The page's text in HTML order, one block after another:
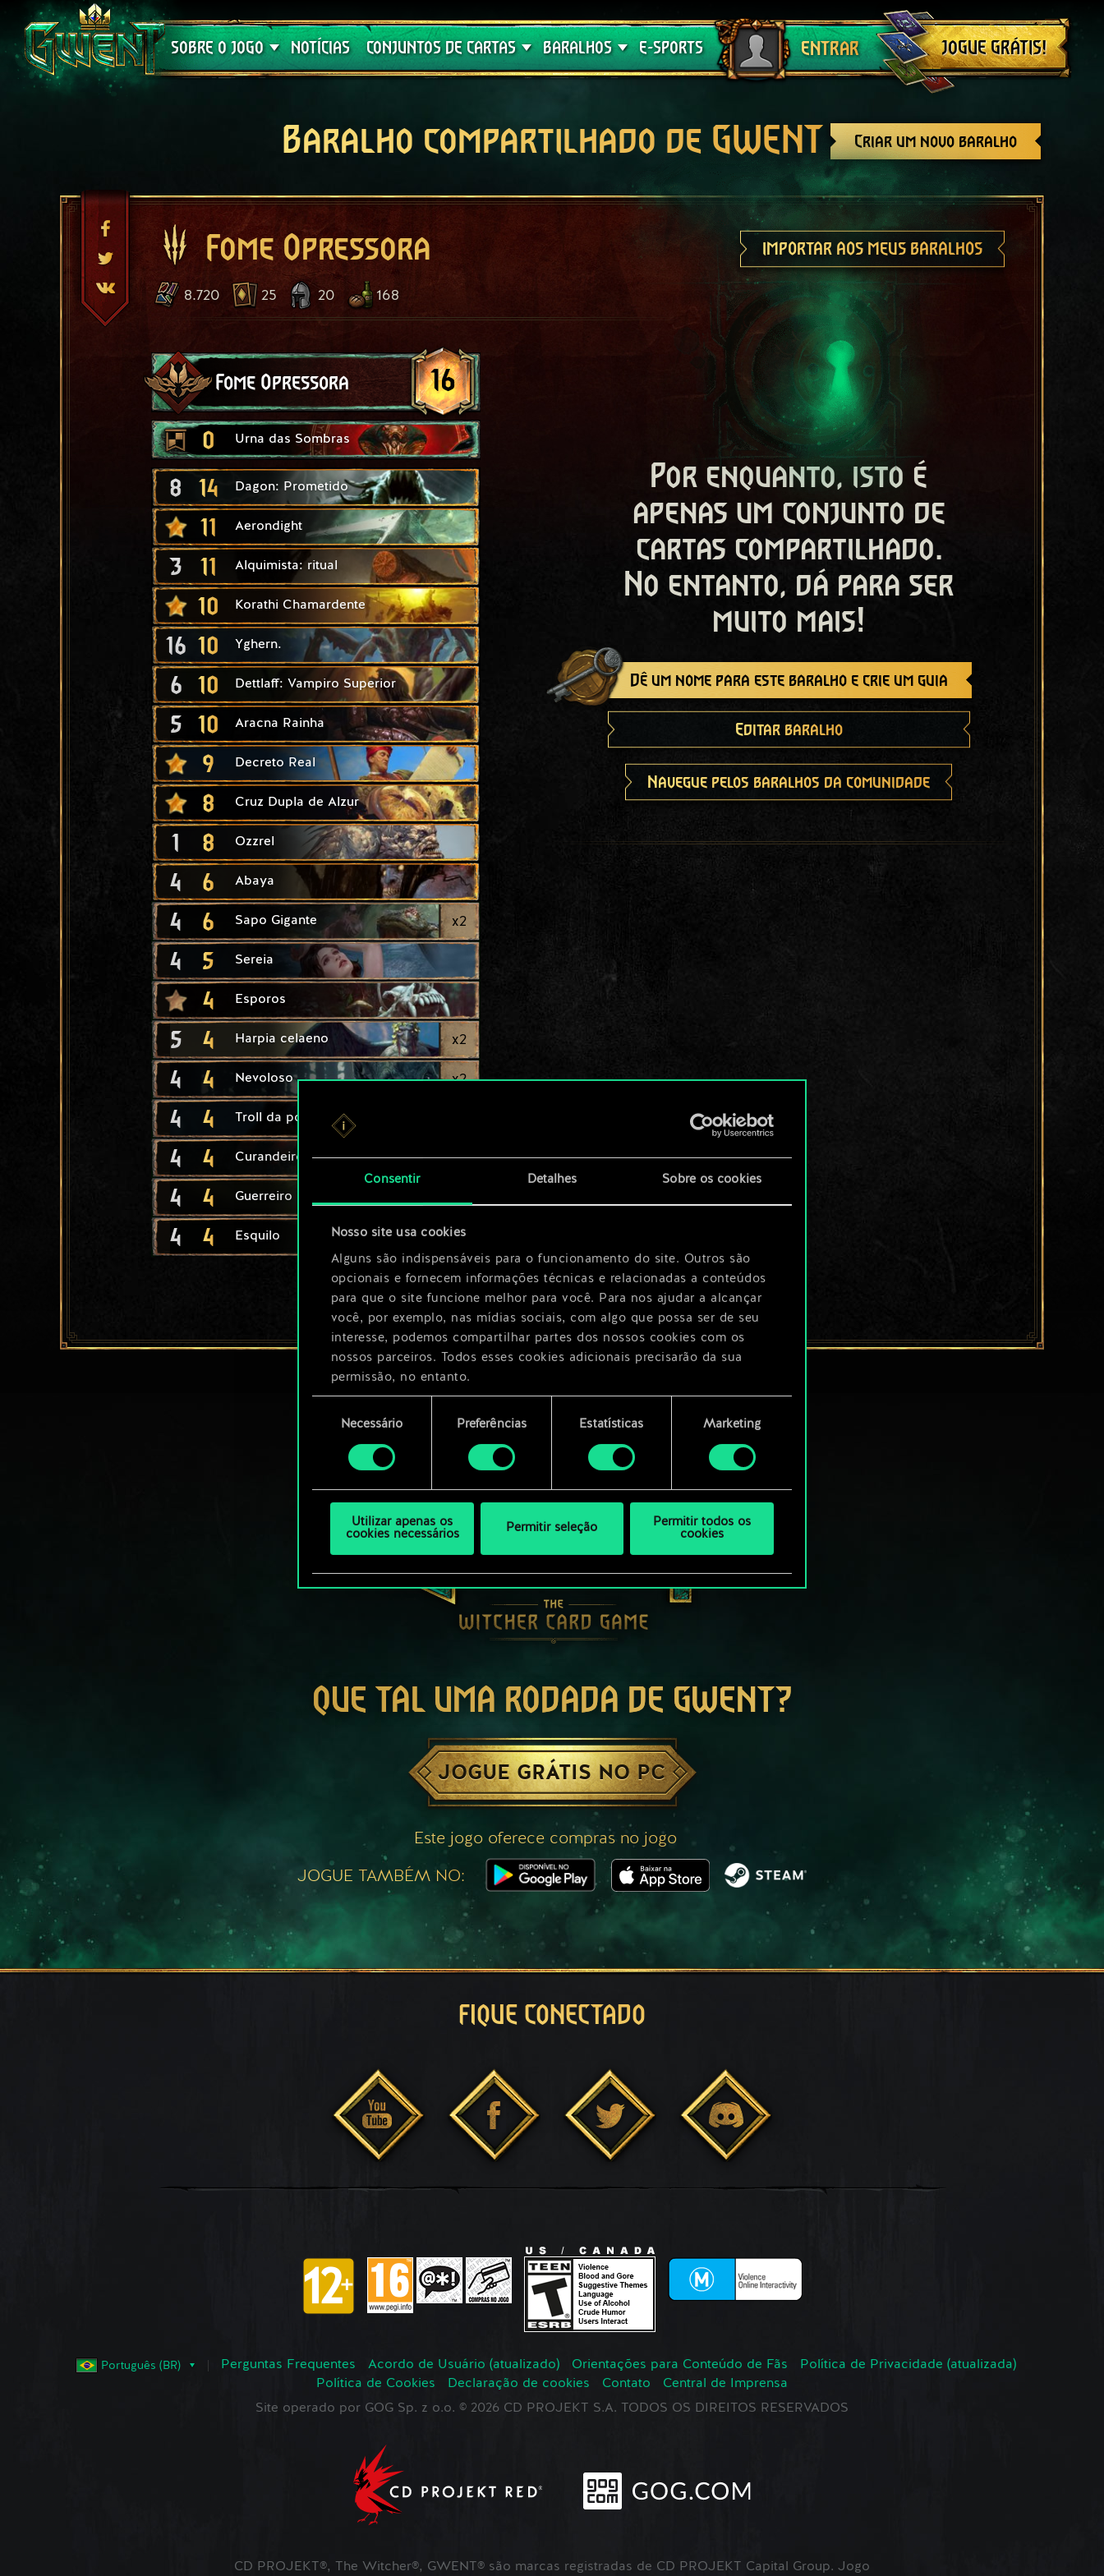
Consentir Detalhes Sobre os cookies
Nosso site usa cookies
Alguns são indispensáveis para o funcionamento do site. Outros são
opcionais e fornecem informações técnicas e relacionadas a conteúdos
para que o site funcione melhor para você. Para nos ajudar a alcançar
você, por exemplo, nas mídias sociais, com algo que possa ser de seu
interesse, podemos compartilhar partes dos nossos cookies com os
nossos parceiros. Todos esses cookies adicionais precisarão da sua
permissão, no entanto.
Você encontrará todos os detalhes sobre o uso de cookies e poderá
consentimento
Necessário Preferências Estatísticas Marketing
Utilizar apenas os
cookies necessários
Permitir seleção
Permitir todos os
cookies
SOBRE O JOGO
Suporte
NOTÍCIAS CONJUNTOS DE CARTAS
Crimson Curse
BARALHOS
Guia de Baralhos
E-SPORTS ENTRAR
Sair
JOGUE GRÁTIS!
Criar um novo baralho
Baralho compartilhado de GWENT
Fome Opressora IMPORTAR AOS MEUS BARALHOS
8.720 25 20 168
Fome Opressora 16
0 Urna das Sombras
8 14 Dagon: Prometido
11 Aerondight
3 11 Alquimista: ritual
10 Korathi Chamardente
16 10 Yghern.
6 10 Dettlaff: Vampiro Superior
5 10 Aracna Rainha
9 Decreto Real
8 Cruz Dupla de Alzur
1 8 Ozzrel
4 6 Abaya
4 6 Sapo Gigante x2
4 5 Sereia
4 Esporos
5 4 Harpia celaeno x2
4 4 Nevoloso x2
4 4 Troll da ponte
4 4 Curandeiro
4 4 Guerreiro de Endriúga
4 4 Esquilo
Por enquanto, isto é
apenas um conjunto de
cartas compartilhado.
No entanto, dá para ser
muito mais!
Dê um nome para este baralho e crie um guia
Editar baralho
Navegue pelos baralhos da comunidade
QUE TAL UMA RODADA DE GWENT?
JOGUE GRÁTIS NO PC
Este jogo oferece compras no jogo
JOGUE TAMBÉM NO:
FIQUE CONECTADO
Português (BR) Perguntas Frequentes Acordo de Usuário (atualizado) Orientações para Conteúdo de Fãs
Política de Privacidade (atualizada)
Política de Cookies
Declaração de cookies Contato
Central de Imprensa
Site operado por GOG Sp. z o.o. © 2026 CD PROJEKT S.A. TODOS OS DIREITOS RESERVADOS
CD PROJEKT®, The Witcher®, GWENT® são marcas registradas de CD PROJEKT Capital Group. Jogo